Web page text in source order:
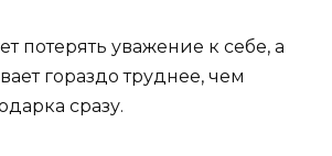
потерять уважение к себе, а
гораздо труднее, чем
сразу.